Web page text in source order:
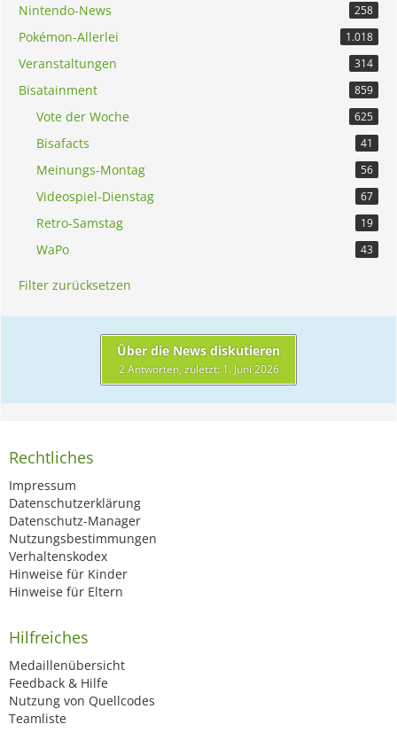
Nintendo-News 258
Pokémon-Allerlei 1.018
Veranstaltungen 314
Bisatainment 859
Vote der Woche 625
Bisafacts 41
Meinungs-Montag 56
Videospiel-Dienstag 67
Retro-Samstag 19
WaPo 43
Filter zurücksetzen
Über die News diskutieren
2 Antworten, zuletzt: 1. Juni 2026
Rechtliches
Impressum
Datenschutzerklärung
Datenschutz-Manager
Nutzungsbestimmungen
Verhaltenskodex
Hinweise für Kinder
Hinweise für Eltern
Hilfreiches
Medaillenübersicht
Feedback & Hilfe
Nutzung von Quellcodes
Teamliste